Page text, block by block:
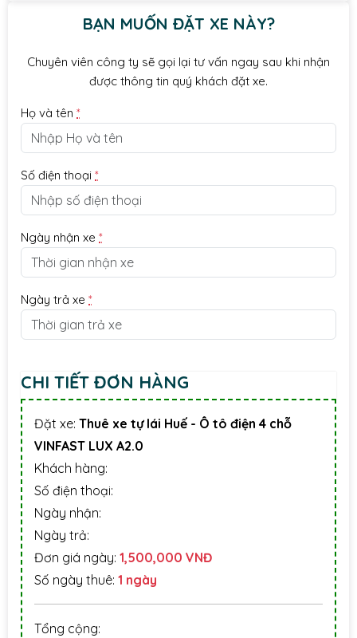
BẠN MUỐN ĐẶT XE NÀY?
Chuyên viên công ty sẽ gọi lại tư vấn ngay sau khi nhận
được thông tin quý khách đặt xe.
Họ và tên *
Số điện thoại *
Ngày nhận xe *
Ngày trả xe *
CHI TIẾT ĐƠN HÀNG
Đặt xe: Thuê xe tự lái Huế - Ô tô điện 4 chỗ
VINFAST LUX A2.0
Khách hàng:
Số điện thoại:
Ngày nhận:
Ngày trả:
Đơn giá ngày: 1,500,000 VNĐ
Số ngày thuê: 1 ngày
Tổng cộng: